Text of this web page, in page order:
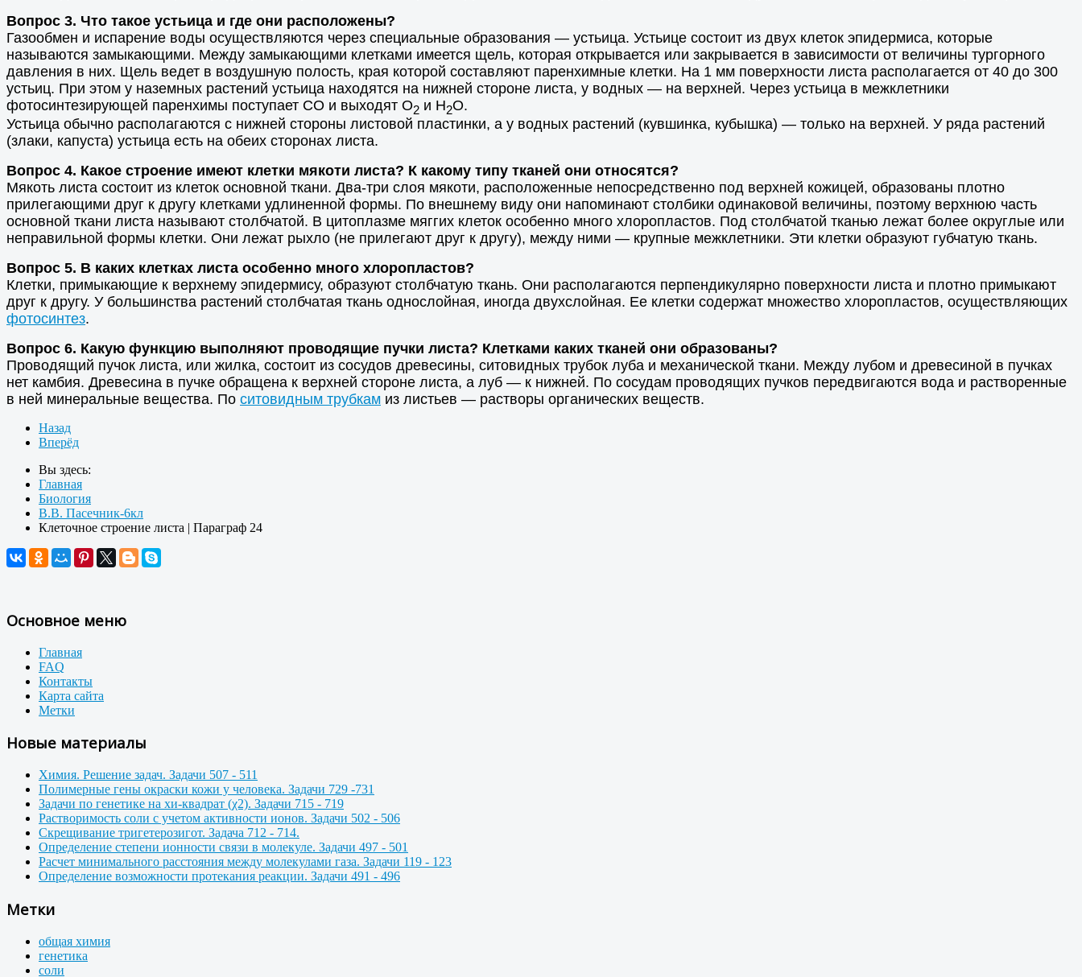
Вопрос 3. Что такое устьица и где они расположены?
Газообмен и испарение воды осуществляются через специальные образования — устьица. Устьице состоит из двух клеток эпидермиса, которые
называются замыкающими. Между замыкающими клетками имеется щель, которая открывается или закрывается в зависимости от величины тургорного
давления в них. Щель ведет в воздушную полость, края которой составляют паренхимные клетки. На 1 мм поверхности листа располагается от 40 до 300
устьиц. При этом у наземных растений устьица находятся на нижней стороне листа, у водных — на верхней. Через устьица в межклетники
фотосинтезирующей паренхимы поступает СО и выходят О2 и Н2О.
Устьица обычно располагаются с нижней стороны листовой пластинки, а у водных растений (кувшинка, кубышка) — только на верхней. У ряда растений
(злаки, капуста) устьица есть на обеих сторонах листа.
Вопрос 4. Какое строение имеют клетки мякоти листа? К какому типу тканей они относятся?
Мякоть листа состоит из клеток основной ткани. Два-три слоя мякоти, расположенные непосредственно под верхней кожицей, образованы плотно
прилегающими друг к другу клетками удлиненной формы. По внешнему виду они напоминают столбики одинаковой величины, поэтому верхнюю часть
основной ткани листа называют столбчатой. В цитоплазме мяггих клеток особенно много хлоропластов. Под столбчатой тканью лежат более округлые или
неправильной формы клетки. Они лежат рыхло (не прилегают друг к другу), между ними — крупные межклетники. Эти клетки образуют губчатую ткань.
Вопрос 5. В каких клетках листа особенно много хлоропластов?
Клетки, примыкающие к верхнему эпидермису, образуют столбчатую ткань. Они располагаются перпендикулярно поверхности листа и плотно примыкают
друг к другу. У большинства растений столбчатая ткань однослойная, иногда двухслойная. Ее клетки содержат множество хлоропластов, осуществляющих
фотосинтез.
Вопрос 6. Какую функцию выполняют проводящие пучки листа? Клетками каких тканей они образованы?
Проводящий пучок листа, или жилка, состоит из сосудов древесины, ситовидных трубок луба и механической ткани. Между лубом и древесиной в пучках
нет камбия. Древесина в пучке обращена к верхней стороне листа, а луб — к нижней. По сосудам проводящих пучков передвигаются вода и растворенные
в ней минеральные вещества. По ситовидным трубкам из листьев — растворы органических веществ.
Назад
Вперёд
Вы здесь:
Главная
Биология
В.В. Пасечник-6кл
Клеточное строение листа | Параграф 24
Основное меню
Главная
FAQ
Контакты
Карта сайта
Метки
Новые материалы
Химия. Решение задач. Задачи 507 - 511
Полимерные гены окраски кожи у человека. Задачи 729 -731
Задачи по генетике на хи-квадрат (χ2). Задачи 715 - 719
Растворимость соли с учетом активности ионов. Задачи 502 - 506
Скрещивание тригетерозигот. Задача 712 - 714.
Определение степени ионности связи в молекуле. Задачи 497 - 501
Расчет минимального расстояния между молекулами газа. Задачи 119 - 123
Определение возможности протекания реакции. Задачи 491 - 496
Метки
общая химия
генетика
соли